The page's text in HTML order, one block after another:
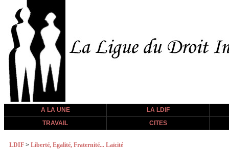
A LA UNE
LA LDIF
TRAVAIL
CITES
LDIF > Liberté, Egalité, Fraternité... Laïcité